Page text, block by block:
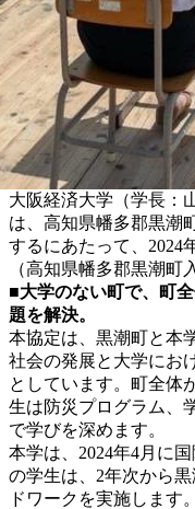
大阪経済大学（学長：
は、高知県幡多郡黒潮
するにあたって、2024
（高知県幡多郡黒潮町
■大学のない町で、町
題を解決。
本協定は、黒潮町と本
社会の発展と大学にお
としています。町全体
生は防災プログラム、
で学びを深めます。
本学は、2024年4月に
の学生は、2年次から
ドワークを実施します